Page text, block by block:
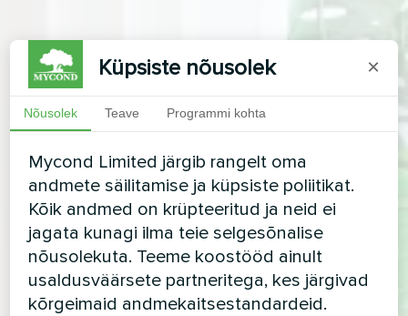
Küpsiste nõusolek ×
Nõusolek Teave Programmi kohta
Mycond Limited järgib rangelt oma
andmete säilitamise ja küpsiste poliitikat.
Kõik andmed on krüpteeritud ja neid ei
jagata kunagi ilma teie selgesõnalise
nõusolekuta. Teeme koostööd ainult
usaldusväärsete partneritega, kes järgivad
kõrgeimaid andmekaitsestandardeid.